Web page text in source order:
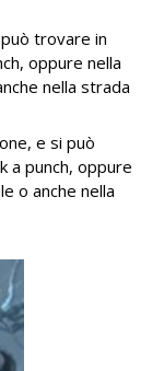
trovare in
oppure nella
nella strada
e si può
a punch, oppure
o anche nella